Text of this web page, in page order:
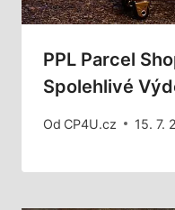
PPL Parcel
Spolehlivé
Od CP4U.cz 15. 7.